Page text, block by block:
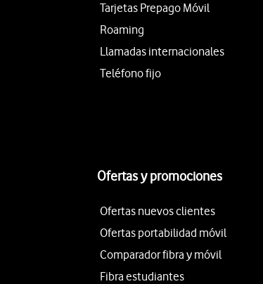
Tarjetas Prepago Móvil
Roaming
Llamadas internacionales
Teléfono fijo
Ofertas y promociones
Ofertas nuevos clientes
Ofertas portabilidad móvil
Comparador fibra y móvil
Fibra estudiantes